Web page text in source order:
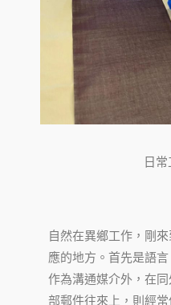
日
自然在異鄉工作，剛
應的地方。首先是語
作為溝通媒介外，在
部郵件往來上，則經